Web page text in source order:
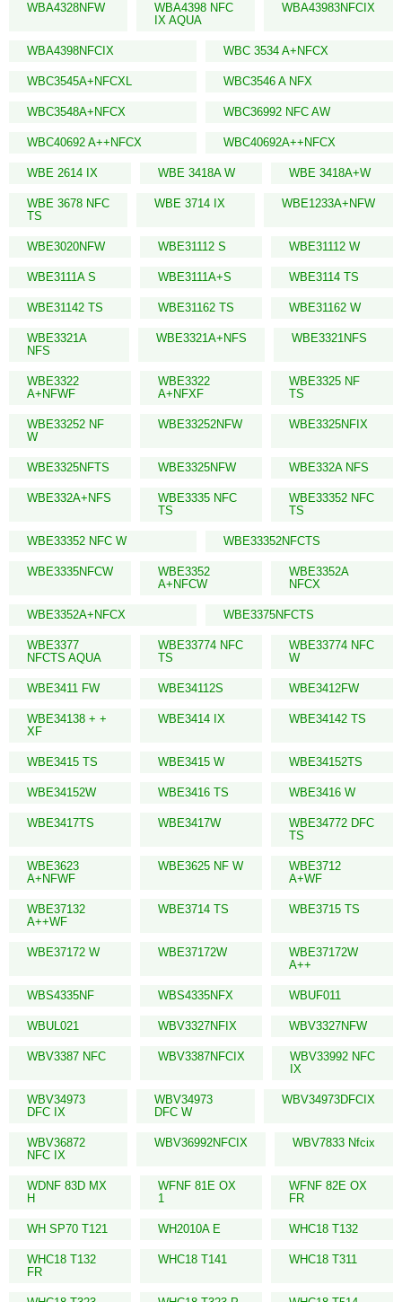
WBA4328NFW
WBA4398 NFC
IX AQUA
WBA43983NFCIX
WBA4398NFCIX WBC 3534 A+NFCX
WBC3545A+NFCXL WBC3546 A NFX
WBC3548A+NFCX WBC36992 NFC AW
WBC40692 A++NFCX WBC40692A++NFCX
WBE 2614 IX WBE 3418A W WBE 3418A+W
WBE 3678 NFC
TS
WBE 3714 IX WBE1233A+NFW
WBE3020NFW WBE31112 S WBE31112 W
WBE3111A S WBE3111A+S WBE3114 TS
WBE31142 TS WBE31162 TS WBE31162 W
WBE3321A
NFS
WBE3321A+NFS WBE3321NFS
WBE3322
A+NFWF
WBE3322
A+NFXF
WBE3325 NF
TS
WBE33252 NF
W
WBE33252NFW WBE3325NFIX
WBE3325NFTS WBE3325NFW WBE332A NFS
WBE332A+NFS
WBE3335 NFC
TS
WBE33352 NFC
TS
WBE33352 NFC W WBE33352NFCTS
WBE3335NFCW
WBE3352
A+NFCW
WBE3352A
NFCX
WBE3352A+NFCX WBE3375NFCTS
WBE3377
NFCTS AQUA
WBE33774 NFC
TS
WBE33774 NFC
W
WBE3411 FW WBE34112S WBE3412FW
WBE34138 + +
XF
WBE3414 IX WBE34142 TS
WBE3415 TS WBE3415 W WBE34152TS
WBE34152W WBE3416 TS WBE3416 W
WBE3417TS WBE3417W
WBE34772 DFC
TS
WBE3623
A+NFWF
WBE3625 NF W
WBE3712
A+WF
WBE37132
A++WF
WBE3714 TS WBE3715 TS
WBE37172 W WBE37172W
WBE37172W
A++
WBS4335NF WBS4335NFX WBUF011
WBUL021 WBV3327NFIX WBV3327NFW
WBV3387 NFC WBV3387NFCIX
WBV33992 NFC
IX
WBV34973
DFC IX
WBV34973
DFC W
WBV34973DFCIX
WBV36872
NFC IX
WBV36992NFCIX WBV7833 Nfcix
WDNF 83D MX
H
WFNF 81E OX
1
WFNF 82E OX
FR
WH SP70 T121 WH2010A E WHC18 T132
WHC18 T132
FR
WHC18 T141 WHC18 T311